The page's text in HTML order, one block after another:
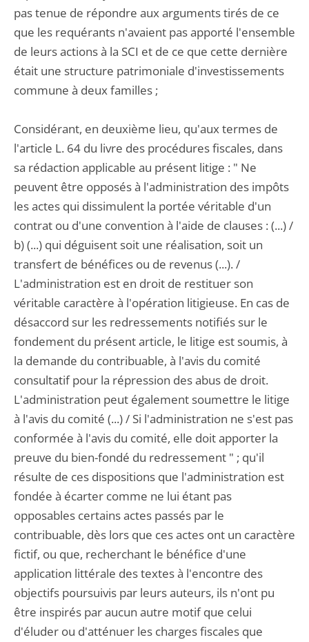
pas tenue de répondre aux arguments tirés de ce
que les requérants n'avaient pas apporté l'ensemble
de leurs actions à la SCI et de ce que cette dernière
était une structure patrimoniale d'investissements
commune à deux familles ;
Considérant, en deuxième lieu, qu'aux termes de
l'article L. 64 du livre des procédures fiscales, dans
sa rédaction applicable au présent litige : " Ne
peuvent être opposés à l'administration des impôts
les actes qui dissimulent la portée véritable d'un
contrat ou d'une convention à l'aide de clauses : (...) /
b) (...) qui déguisent soit une réalisation, soit un
transfert de bénéfices ou de revenus (...). /
L'administration est en droit de restituer son
véritable caractère à l'opération litigieuse. En cas de
désaccord sur les redressements notifiés sur le
fondement du présent article, le litige est soumis, à
la demande du contribuable, à l'avis du comité
consultatif pour la répression des abus de droit.
L'administration peut également soumettre le litige
à l'avis du comité (...) / Si l'administration ne s'est pas
conformée à l'avis du comité, elle doit apporter la
preuve du bien-fondé du redressement " ; qu'il
résulte de ces dispositions que l'administration est
fondée à écarter comme ne lui étant pas
opposables certains actes passés par le
contribuable, dès lors que ces actes ont un caractère
fictif, ou que, recherchant le bénéfice d'une
application littérale des textes à l'encontre des
objectifs poursuivis par leurs auteurs, ils n'ont pu
être inspirés par aucun autre motif que celui
d'éluder ou d'atténuer les charges fiscales que